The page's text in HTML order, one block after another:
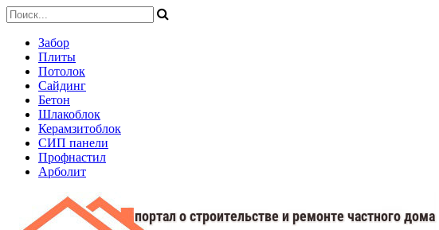
Забор
Плиты
Потолок
Сайдинг
Бетон
Шлакоблок
Керамзитоблок
СИП панели
Профнастил
Арболит